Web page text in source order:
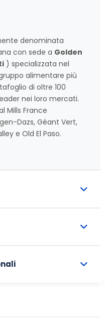
denominata
con sede a Golden
) specializzata nel
alimentare più
di oltre 100
nei loro mercati.
Mills France
Dazs, Géant Vert,
e Old El Paso.